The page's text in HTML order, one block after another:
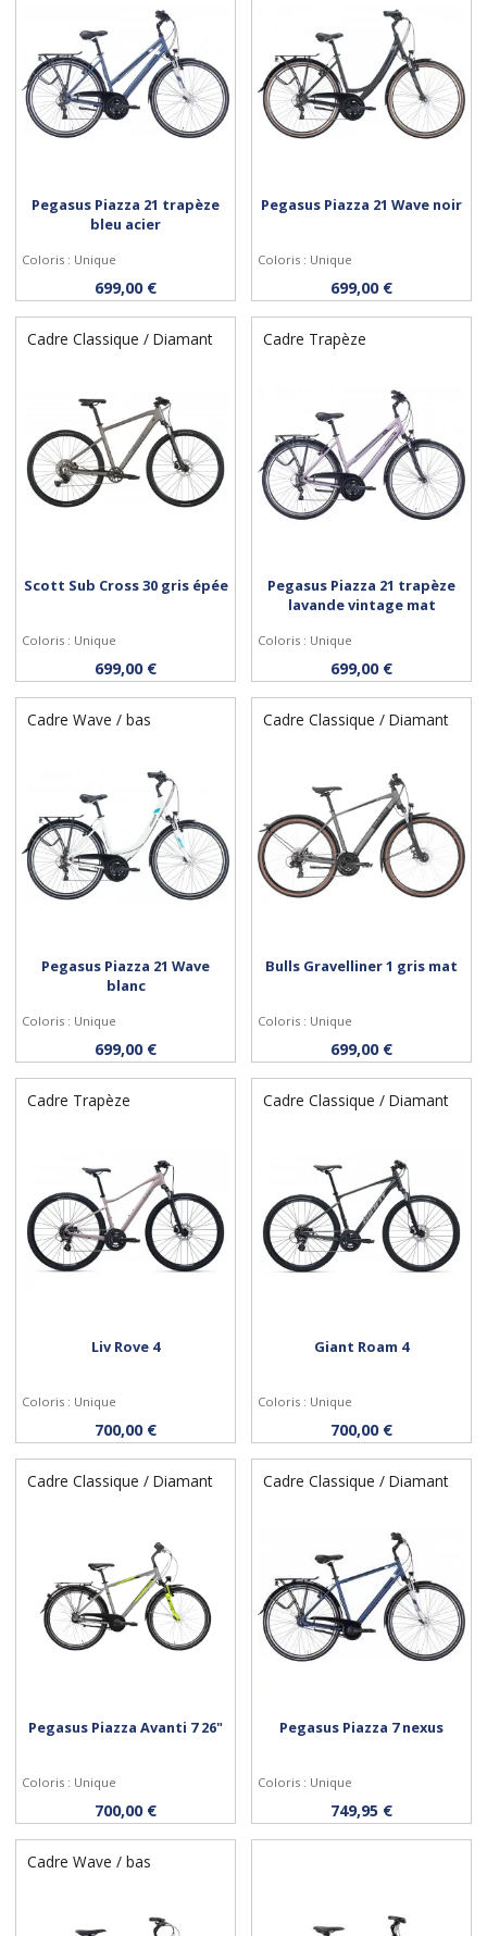
Personnaliser
Pegasus Piazza 21 trapèze
bleu acier
Coloris : Unique
699,00 € Personnaliser
Pegasus Piazza 21 Wave noir
Coloris : Unique
699,00 €
Cadre Classique / Diamant
Personnaliser
Scott Sub Cross 30 gris épée
Coloris : Unique
699,00 €
Cadre Trapèze
Personnaliser
Pegasus Piazza 21 trapèze
lavande vintage mat
Coloris : Unique
699,00 €
Cadre Wave / bas
Personnaliser
Pegasus Piazza 21 Wave
blanc
Coloris : Unique
699,00 €
Cadre Classique / Diamant
Personnaliser
Bulls Gravelliner 1 gris mat
Coloris : Unique
699,00 €
Cadre Trapèze
Personnaliser
Liv Rove 4
Coloris : Unique
700,00 €
Cadre Classique / Diamant
Personnaliser
Giant Roam 4
Coloris : Unique
700,00 €
Cadre Classique / Diamant
Personnaliser
Pegasus Piazza Avanti 7 26"
Coloris : Unique
700,00 €
Cadre Classique / Diamant
Personnaliser
Pegasus Piazza 7 nexus
Coloris : Unique
749,95 €
Cadre Wave / bas